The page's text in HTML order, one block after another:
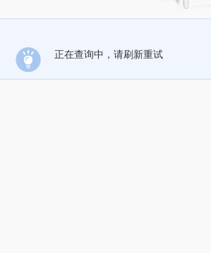
正在查询中，请刷新重试